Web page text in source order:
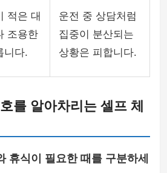
적은 대
조용한
니다.
운전 중 상담처럼
집중이 분산되는
상황은 피합니다.
를 알아차리는 셀프 체
휴식이 필요한 때를 구분하세